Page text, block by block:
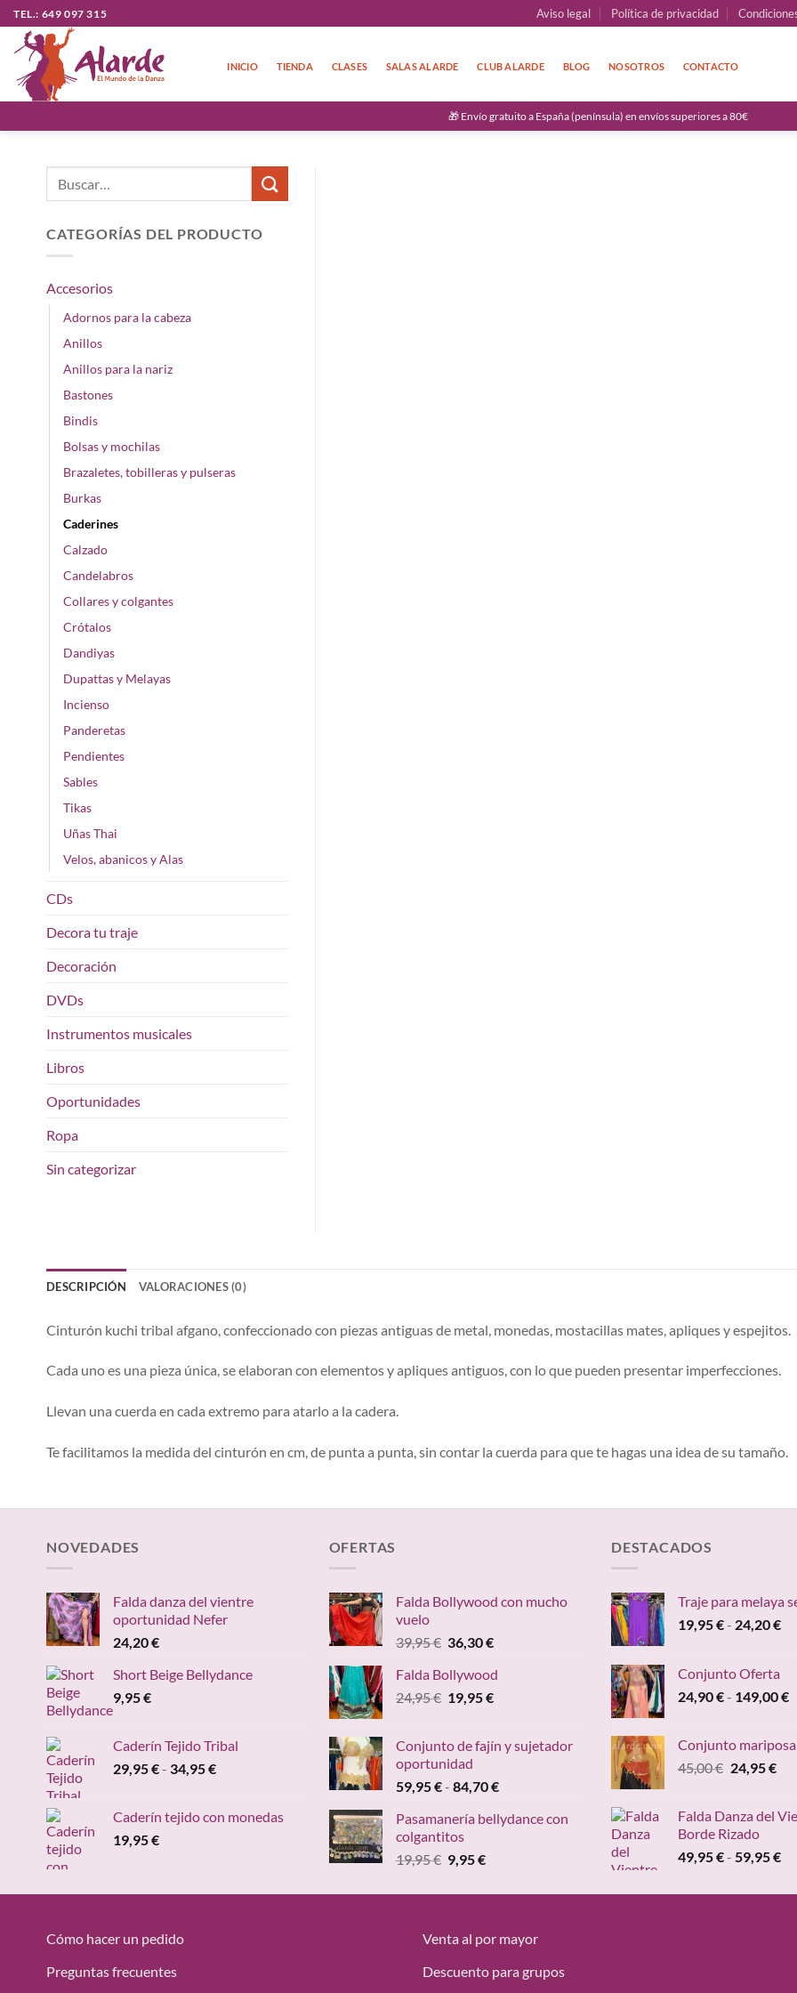
Saltar
al
contenido
TEL.: 649 097 315 Aviso legal Política de privacidad
INICIO TIENDA CLASES SALAS ALARDE CLUB ALARDE BLOG NOSOTROS CONTACTO
🎁 Envío gratuito a España (península) en envíos superiores a 80€
CATEGORÍAS DEL PRODUCTO
Accesorios
Adornos para la cabeza
Anillos
Anillos para la nariz
Bastones
Bindis
Bolsas y mochilas
Brazaletes, tobilleras y pulseras
Burkas
Caderines
Calzado
Candelabros
Collares y colgantes
Crótalos
Dandiyas
Dupattas y Melayas
Incienso
Panderetas
Pendientes
Sables
Tikas
Uñas Thai
Velos, abanicos y Alas
CDs
Decora tu traje
Decoración
DVDs
Instrumentos musicales
Libros
Oportunidades
Ropa
Sin categorizar
DESCRIPCIÓN VALORACIONES (0)
Cinturón kuchi tribal afgano, confeccionado con piezas antiguas de metal, monedas, mostacillas mates, apliques y espejitos.
Cada uno es una pieza única, se elaboran con elementos y apliques antiguos, con lo que pueden presentar imperfecciones.
Llevan una cuerda en cada extremo para atarlo a la cadera.
Te facilitamos la medida del cinturón en cm, de punta a punta, sin contar la cuerda para que te hagas una idea de su tamaño.
NOVEDADES
Falda danza del vientre
oportunidad Nefer
24,20€
Short Beige Bellydance
9,95€
Caderín Tejido Tribal
29,95€- 34,95€Rango
desde
Caderín tejido con monedas
19,95€
OFERTAS
Falda Bollywood con mucho
vuelo
39,95€ El
original
era:
36,30€El
actual
es:
Falda Bollywood
24,95€ El
era:
24,95 €.
19,95€El
es:
Conjunto de fajín y sujetador
oportunidad
59,95€- 84,70€Rango
precios:
84,70 €
Pasamanería bellydance con
colgantitos
19,95€ El
original
19,95 €.
9,95€El
actual
9,95 €.
DESTACADOS
Traje para melaya
19,95€- 24,20€
Conjunto Oferta
24,90€- 149,00€
Conjunto mariposa
45,00€ El
era:
45,00 €.
24,95€El
es:
Falda Danza del
Borde Rizado
49,95€- 59,95€
Cómo hacer un pedido
Preguntas frecuentes
Venta al por mayor
Descuento para grupos